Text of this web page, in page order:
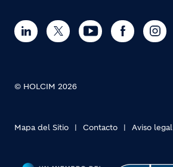
© HOLCIM 2026
Mapa del Sitio Contacto Aviso legal